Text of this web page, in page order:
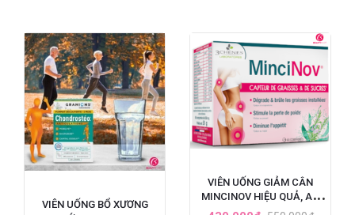
VIÊN UỐNG BỔ XƯƠNG
VIÊN UỐNG GIẢM CÂN
MINCINOV HIỆU QUẢ, AN
TOÀN SỐ 1 TẠI PHÁP - HỘP